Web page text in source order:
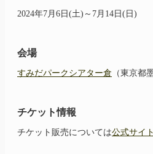
2024年7月6日(土)～7月14日(日)
会場
すみだパークシアター倉 （東京都
チケット情報
チケット販売については公式サイト